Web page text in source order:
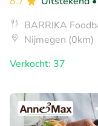
BARRIKA
Nijmegen (0km)
Verkocht: 37